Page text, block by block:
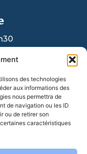
des technologies
aux informations des
nous permettra de
de navigation ou les ID
ou de retirer son
caractéristiques
13h30-17h30
17h30